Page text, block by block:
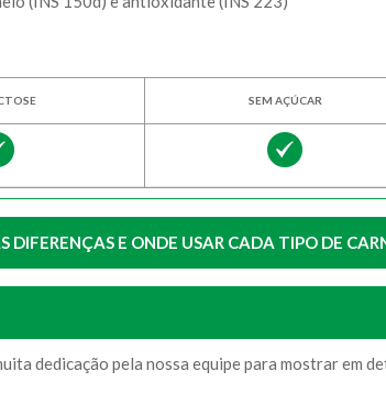
SEM AÇÚCAR
E ONDE USAR CADA TIPO DE
dedicação pela nossa equipe para mostrar em